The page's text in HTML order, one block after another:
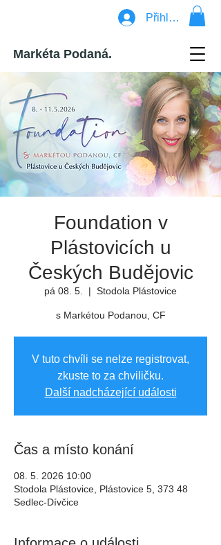
Přihlásit se
Markéta Podaná.
Foundation v
Plástovicích u
Českých Budějovic
pá 08. 5.
  |
Stodola Plástovice
s Markétou Podanou, CF
V tuto chvíli se nelze registrovat,
zkuste to za chviličku.
Další nadcházející události
Čas a místo konání
08. 5. 2026 10:00
Stodola Plástovice, Plástovice 5, 373 48
Sedlec-Dívčice